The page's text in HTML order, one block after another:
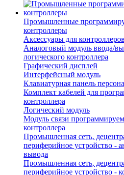
Промышленные
контроллеры
Аксессуары для контроллеров
Аналоговый модуль ввода/
логического контроллера
Графический дисплей
Интерфейсный модуль
Клавиатурная панель
Комплект кабелей для
контроллера
Логический модуль
Модуль связи
контроллера
Промышленная сеть,
периферийное устройство -
вывода
Промышленная сеть,
периферийное устройство -